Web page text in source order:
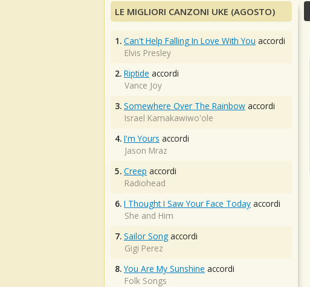
LE MIGLIORI CANZONI UKE (AGOSTO)
1. Can't Help Falling In Love With You accordi
Elvis Presley
2. Riptide accordi
Vance Joy
3. Somewhere Over The Rainbow accordi
Israel Kamakawiwo'ole
4. I'm Yours accordi
Jason Mraz
5. Creep accordi
Radiohead
6. I Thought I Saw Your Face Today accordi
She and Him
7. Sailor Song accordi
Gigi Perez
8. You Are My Sunshine accordi
Folk Songs